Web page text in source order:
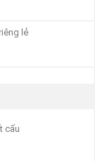
lẻ
cấu